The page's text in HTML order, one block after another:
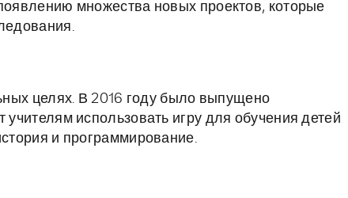
множества новых проектов, которые
целях. В 2016 году было выпущено
использовать игру для обучения детей
и программирование.